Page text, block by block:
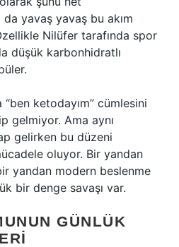
yavaş yavaş bu akım
Nilüfer tarafında spor
düşük karbonhidratlı
ketodayım” cümlesini
gelmiyor. Ama aynı
gelirken bu düzeni
oluyor. Bir yandan
yandan modern beslenme
bir denge savaşı var.
GÜNLÜK